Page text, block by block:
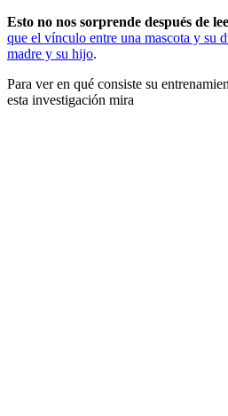
Esto no nos sorprende después de lee
que el vínculo entre una mascota y su
madre y su hijo.
Para ver en qué consiste su
esta investigación mira